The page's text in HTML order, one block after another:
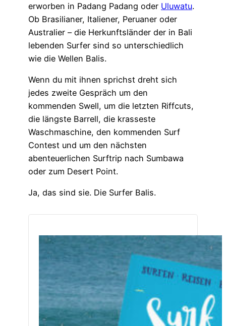
erworben in Padang Padang oder Uluwatu.
Ob Brasilianer, Italiener, Peruaner oder
Australier – die Herkunftsländer der in Bali
lebenden Surfer sind so unterschiedlich
wie die Wellen Balis.
Wenn du mit ihnen sprichst dreht sich
jedes zweite Gespräch um den
kommenden Swell, um die letzten Riffcuts,
die längste Barrell, die krasseste
Waschmaschine, den kommenden Surf
Contest und um den nächsten
abenteuerlichen Surftrip nach Sumbawa
oder zum Desert Point.
Ja, das sind sie. Die Surfer Balis.